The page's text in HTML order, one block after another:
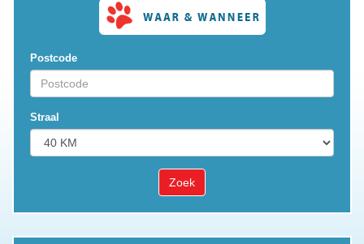
Postcode
Straal
Zoek